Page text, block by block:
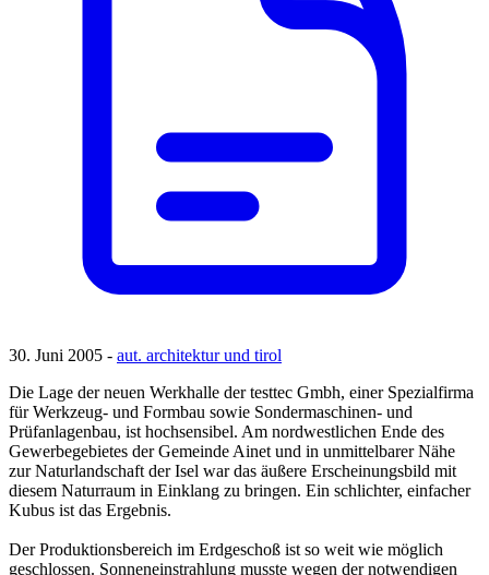
30. Juni 2005 - aut. architektur und tirol
Die Lage der neuen Werkhalle der testtec Gmbh, einer Spezialfirma
für Werkzeug- und Formbau sowie Sondermaschinen- und
Prüfanlagenbau, ist hochsensibel. Am nordwestlichen Ende des
Gewerbegebietes der Gemeinde Ainet und in unmittelbarer Nähe
zur Naturlandschaft der Isel war das äußere Erscheinungsbild mit
diesem Naturraum in Einklang zu bringen. Ein schlichter, einfacher
Kubus ist das Ergebnis.
Der Produktionsbereich im Erdgeschoß ist so weit wie möglich
geschlossen. Sonneneinstrahlung musste wegen der notwendigen